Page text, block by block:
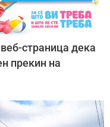
веб-страница дека
прекин на